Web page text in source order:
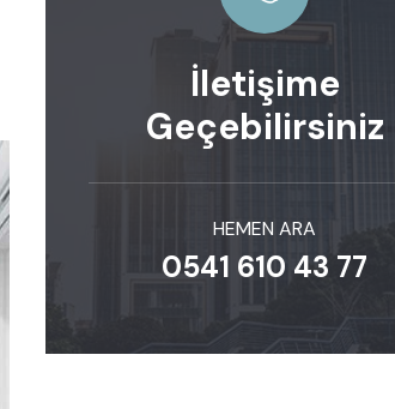
İletişime
Geçebilirsiniz
HEMEN ARA
0541 610 43 77